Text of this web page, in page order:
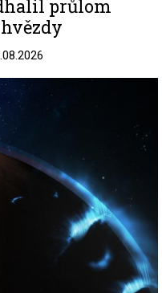
průlom